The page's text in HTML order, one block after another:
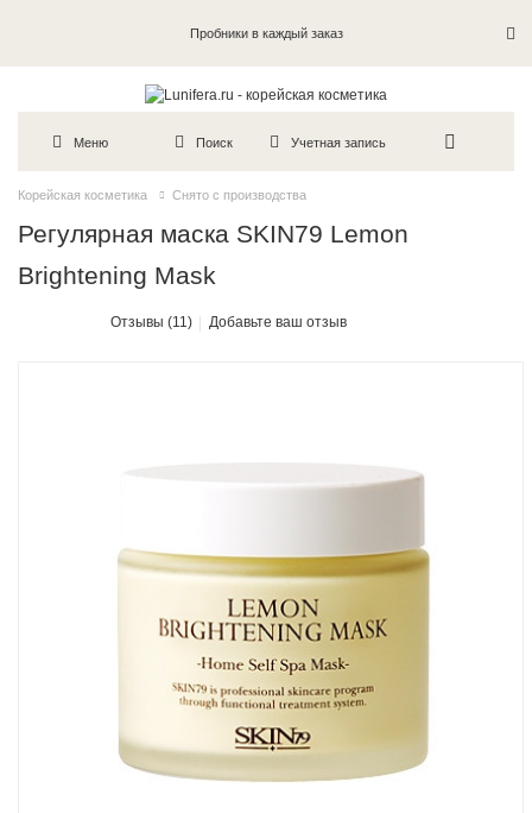
Пробники в каждый заказ
Меню Поиск Учетная запись
Корейская косметика Снято с производства
Регулярная маска SKIN79 Lemon
Brightening Mask
Отзывы (11) Добавьте ваш отзыв